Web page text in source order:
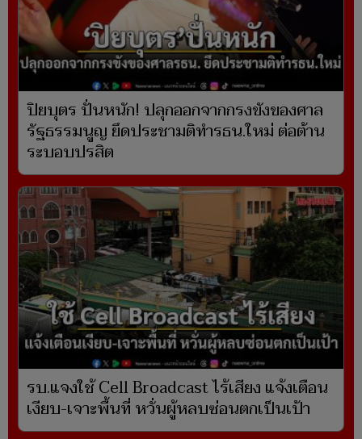
ปิยบุตร ปั่นหนัก! ปลุกออกจากกรงขังของศาล
รัฐธรรมนูญ ยึดประชามติทำรธน.ใหม่ ต่อต้าน
ระบอบปรสิต
รบ.แจงใช้ Cell Broadcast ไร้เสียง แจ้งเตือน
เงียบ-เจาะพื้นที่ หวั่นผู้หลบซ่อนตกเป็นเป้า